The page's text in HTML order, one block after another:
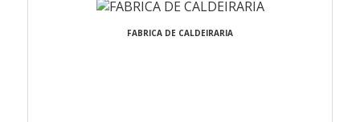
FABRICA DE CALDEIRARIA